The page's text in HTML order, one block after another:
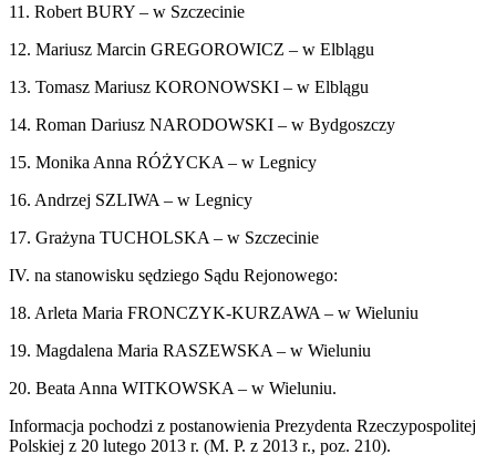
11. Robert BURY – w Szczecinie
12. Mariusz Marcin GREGOROWICZ – w Elblągu
13. Tomasz Mariusz KORONOWSKI – w Elblągu
14. Roman Dariusz NARODOWSKI – w Bydgoszczy
15. Monika Anna RÓŻYCKA – w Legnicy
16. Andrzej SZLIWA – w Legnicy
17. Grażyna TUCHOLSKA – w Szczecinie
IV. na stanowisku sędziego Sądu Rejonowego:
18. Arleta Maria FRONCZYK-KURZAWA – w Wieluniu
19. Magdalena Maria RASZEWSKA – w Wieluniu
20. Beata Anna WITKOWSKA – w Wieluniu.
Informacja pochodzi z postanowienia Prezydenta Rzeczypospolitej
Polskiej z 20 lutego 2013 r. (M. P. z 2013 r., poz. 210).